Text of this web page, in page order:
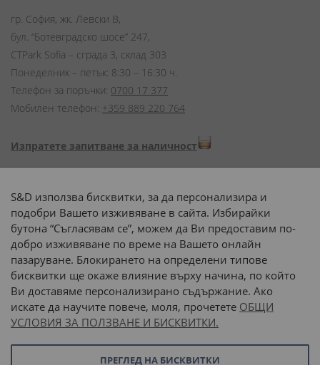
гр. София, жк. Левски В,
бул. “Ботевградско шосе” 247,
CTPark Sofia – сграда 3, склад 303
Понеделник – петък: 8:30 – 16:30 ч.
Телефон за поръчки: 0700 17 377
Мобилен телефон: +359 889 220 764
Изпратете запитване за наличност
Начини на плащане:
Доставка до адрес с:
или
наш транспорт
S&D използва бисквитки, за да персонализира и
подобри Вашето изживяване в сайта. Избирайки
бутона “Съгласявам се”, можем да Ви предоставим по-
добро изживяване по време на Вашето онлайн
пазаруване. Блокирането на определени типове
бисквитки ще окаже влияние върху начина, по който
Ви доставяме персонализирано съдържание. Ако
искате да научите повече, моля, прочетете ОБЩИ
УСЛОВИЯ ЗА ПОЛЗВАНЕ И БИСКВИТКИ.
ПРЕГЛЕД НА БИСКВИТКИ